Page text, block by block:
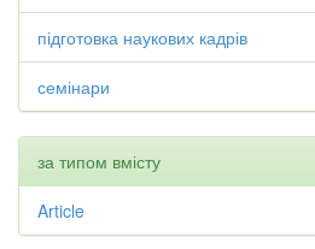
підготовка наукових кадрів
семінари
за типом вмісту
Article